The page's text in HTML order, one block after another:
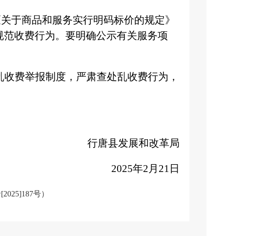
于商品和服务实行明码标价的规定》
收费行为。要明确公示有关服务项
费举报制度，严肃查处乱收费行为，
行唐县发展和改革局
2025年2月21日
号）